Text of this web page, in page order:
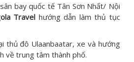
bay quốc tế Tân Sơn Nhất/ Nội
Travel hướng dẫn làm thủ tục
thủ đô Ulaanbaatar, xe và hướng
về trung tâm thành phố.